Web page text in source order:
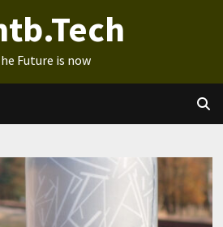
Future is now